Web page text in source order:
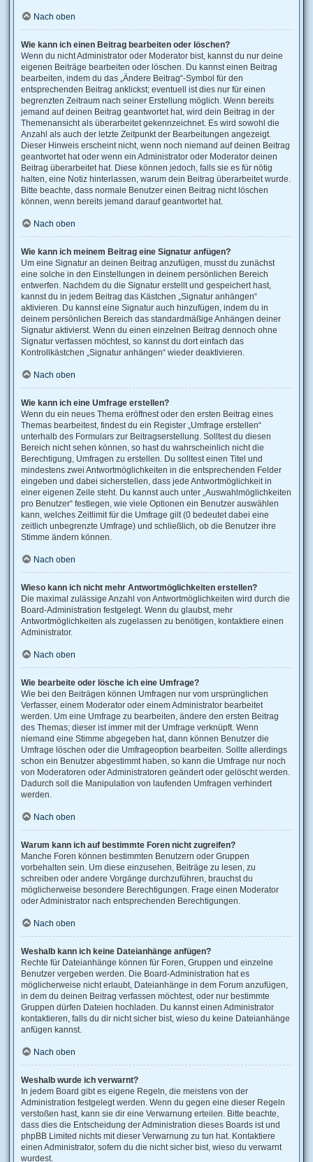
Nach oben
Wie kann ich einen Beitrag bearbeiten oder löschen?
Wenn du nicht Administrator oder Moderator bist, kannst du nur deine
eigenen Beiträge bearbeiten oder löschen. Du kannst einen Beitrag
bearbeiten, indem du das „Ändere Beitrag“-Symbol für den
entsprechenden Beitrag anklickst; eventuell ist dies nur für einen
begrenzten Zeitraum nach seiner Erstellung möglich. Wenn bereits
jemand auf deinen Beitrag geantwortet hat, wird dein Beitrag in der
Themenansicht als überarbeitet gekennzeichnet. Es wird sowohl die
Anzahl als auch der letzte Zeitpunkt der Bearbeitungen angezeigt.
Dieser Hinweis erscheint nicht, wenn noch niemand auf deinen Beitrag
geantwortet hat oder wenn ein Administrator oder Moderator deinen
Beitrag überarbeitet hat. Diese können jedoch, falls sie es für nötig
halten, eine Notiz hinterlassen, warum dein Beitrag überarbeitet wurde.
Bitte beachte, dass normale Benutzer einen Beitrag nicht löschen
können, wenn bereits jemand darauf geantwortet hat.
Nach oben
Wie kann ich meinem Beitrag eine Signatur anfügen?
Um eine Signatur an deinen Beitrag anzufügen, musst du zunächst
eine solche in den Einstellungen in deinem persönlichen Bereich
entwerfen. Nachdem du die Signatur erstellt und gespeichert hast,
kannst du in jedem Beitrag das Kästchen „Signatur anhängen“
aktivieren. Du kannst eine Signatur auch hinzufügen, indem du in
deinem persönlichen Bereich das standardmäßige Anhängen deiner
Signatur aktivierst. Wenn du einen einzelnen Beitrag dennoch ohne
Signatur verfassen möchtest, so kannst du dort einfach das
Kontrollkästchen „Signatur anhängen“ wieder deaktivieren.
Nach oben
Wie kann ich eine Umfrage erstellen?
Wenn du ein neues Thema eröffnest oder den ersten Beitrag eines
Themas bearbeitest, findest du ein Register „Umfrage erstellen“
unterhalb des Formulars zur Beitragserstellung. Solltest du diesen
Bereich nicht sehen können, so hast du wahrscheinlich nicht die
Berechtigung, Umfragen zu erstellen. Du solltest einen Titel und
mindestens zwei Antwortmöglichkeiten in die entsprechenden Felder
eingeben und dabei sicherstellen, dass jede Antwortmöglichkeit in
einer eigenen Zeile steht. Du kannst auch unter „Auswahlmöglichkeiten
pro Benutzer“ festlegen, wie viele Optionen ein Benutzer auswählen
kann, welches Zeitlimit für die Umfrage gilt (0 bedeutet dabei eine
zeitlich unbegrenzte Umfrage) und schließlich, ob die Benutzer ihre
Stimme ändern können.
Nach oben
Wieso kann ich nicht mehr Antwortmöglichkeiten erstellen?
Die maximal zulässige Anzahl von Antwortmöglichkeiten wird durch die
Board-Administration festgelegt. Wenn du glaubst, mehr
Antwortmöglichkeiten als zugelassen zu benötigen, kontaktiere einen
Administrator.
Nach oben
Wie bearbeite oder lösche ich eine Umfrage?
Wie bei den Beiträgen können Umfragen nur vom ursprünglichen
Verfasser, einem Moderator oder einem Administrator bearbeitet
werden. Um eine Umfrage zu bearbeiten, ändere den ersten Beitrag
des Themas; dieser ist immer mit der Umfrage verknüpft. Wenn
niemand eine Stimme abgegeben hat, dann können Benutzer die
Umfrage löschen oder die Umfrageoption bearbeiten. Sollte allerdings
schon ein Benutzer abgestimmt haben, so kann die Umfrage nur noch
von Moderatoren oder Administratoren geändert oder gelöscht werden.
Dadurch soll die Manipulation von laufenden Umfragen verhindert
werden.
Nach oben
Warum kann ich auf bestimmte Foren nicht zugreifen?
Manche Foren können bestimmten Benutzern oder Gruppen
vorbehalten sein. Um diese einzusehen, Beiträge zu lesen, zu
schreiben oder andere Vorgänge durchzuführen, brauchst du
möglicherweise besondere Berechtigungen. Frage einen Moderator
oder Administrator nach entsprechenden Berechtigungen.
Nach oben
Weshalb kann ich keine Dateianhänge anfügen?
Rechte für Dateianhänge können für Foren, Gruppen und einzelne
Benutzer vergeben werden. Die Board-Administration hat es
möglicherweise nicht erlaubt, Dateianhänge in dem Forum anzufügen,
in dem du deinen Beitrag verfassen möchtest, oder nur bestimmte
Gruppen dürfen Dateien hochladen. Du kannst einen Administrator
kontaktieren, falls du dir nicht sicher bist, wieso du keine Dateianhänge
anfügen kannst.
Nach oben
Weshalb wurde ich verwarnt?
In jedem Board gibt es eigene Regeln, die meistens von der
Administration festgelegt werden. Wenn du gegen eine dieser Regeln
verstoßen hast, kann sie dir eine Verwarnung erteilen. Bitte beachte,
dass dies die Entscheidung der Administration dieses Boards ist und
phpBB Limited nichts mit dieser Verwarnung zu tun hat. Kontaktiere
einen Administrator, sofern du die nicht sicher bist, wieso du verwarnt
wurdest.